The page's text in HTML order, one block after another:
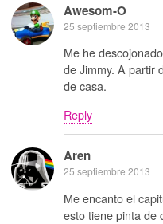
Awesom-O
25 septiembre 2013
Me he
de Jimmy. A partir
de casa.
Reply
Aren
25 septiembre 2013
Me encanto el
esto tiene pinta de